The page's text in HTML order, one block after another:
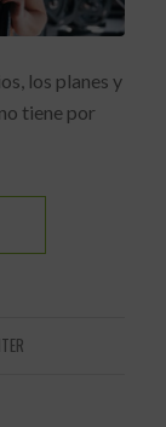
los planes y
tiene por